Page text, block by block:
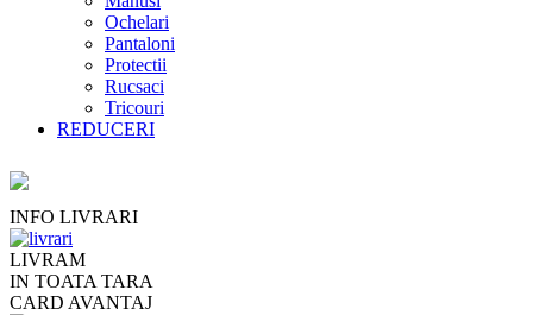
Ochelari
Pantaloni
Protectii
Rucsaci
Tricouri
REDUCERI
INFO LIVRARI
LIVRAM
IN TOATA TARA
CARD AVANTAJ